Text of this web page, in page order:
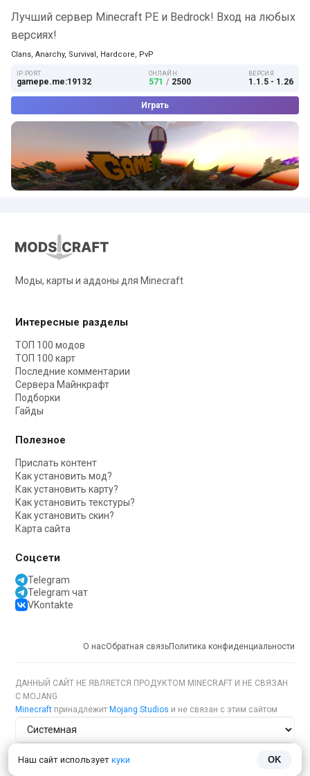
Лучший сервер Minecraft PE и Bedrock! Вход на любых
версиях!
Clans, Anarchy, Survival, Hardcore, PvP
IP:PORT
gamepe.me:19132
ОНЛАЙН
571 / 2500
ВЕРСИЯ
1.1.5 - 1.26
Играть
Наш сайт использует куки OK
Моды, карты и аддоны для Minecraft
Интересные разделы
ТОП 100 модов
ТОП 100 карт
Последние комментарии
Сервера Майнкрафт
Подборки
Гайды
Полезное
Прислать контент
Как установить мод?
Как установить карту?
Как установить текстуры?
Как установить скин?
Карта сайта
Соцсети
Telegram
Telegram чат
VKontakte
О насОбратная связьПолитика конфиденциальности
ДАННЫЙ САЙТ НЕ ЯВЛЯЕТСЯ ПРОДУКТОМ MINECRAFT И НЕ СВЯЗАН
С MOJANG.
Minecraft принадлежит Mojang Studios и не связан с этим сайтом
Тема сайта
Язык сайта